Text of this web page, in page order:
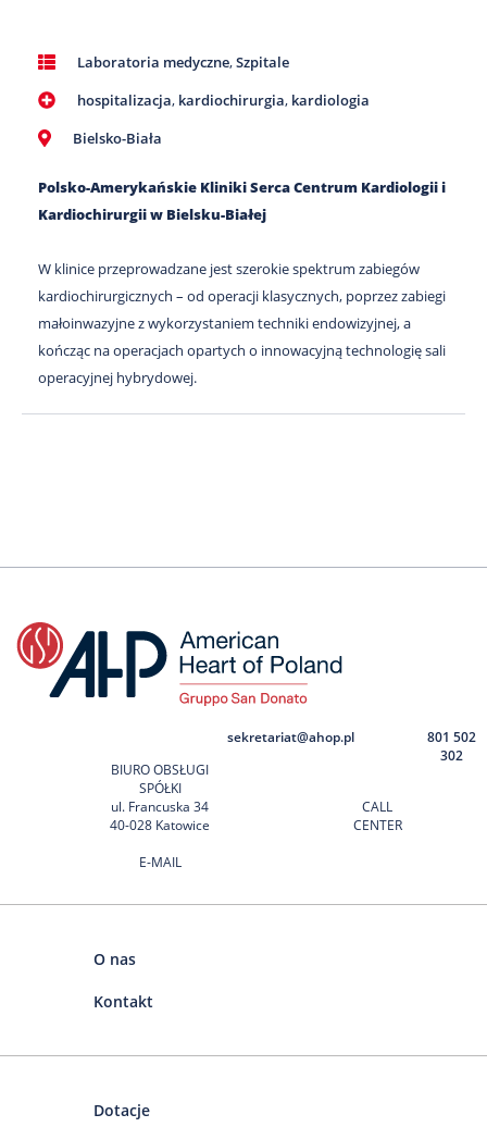
Laboratoria medyczne,Szpitale
hospitalizacja, kardiochirurgia, kardiologia
Bielsko-Biała
Polsko-Amerykańskie Kliniki Serca Centrum Kardiologii i
Kardiochirurgii w Bielsku-Białej
W klinice przeprowadzane jest szerokie spektrum zabiegów
kardiochirurgicznych – od operacji klasycznych, poprzez zabiegi
małoinwazyjne z wykorzystaniem techniki endowizyjnej, a
kończąc na operacjach opartych o innowacyjną technologię sali
operacyjnej hybrydowej.
BIURO OBSŁUGI
SPÓŁKI
ul. Francuska 34
40-028 Katowice
E-MAIL
sekretariat@ahop.pl
CALL
CENTER
801 502
302
O nas
Kontakt
Dotacje